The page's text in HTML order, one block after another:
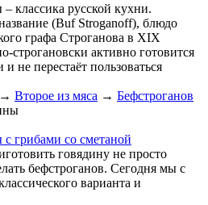
классика русской кухни.
(Buf Stroganoff), блюдо
графа Строганова в ХIХ
строгановски активно готовится
не перестаёт пользоваться
→ Второе из мяса → Бефстроганов
грибами со сметаной
говядину не просто
бефстроганов. Сегодня мы с
варианта и